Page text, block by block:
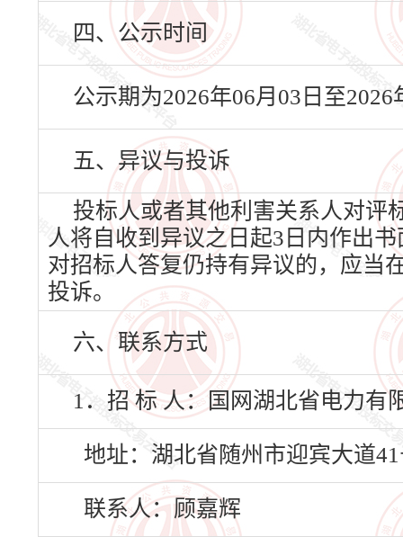
四、公示时间
公示期为2026年06月03日至
五、异议与投诉
投标人或者其他利害关系人对评
人将自收到异议之日起3日内作出
对招标人答复仍持有异议的，应当
投诉。
六、联系方式
1．招 标 人：国网湖北省电力有
地址：湖北省随州市迎宾大道
联系人：顾嘉辉